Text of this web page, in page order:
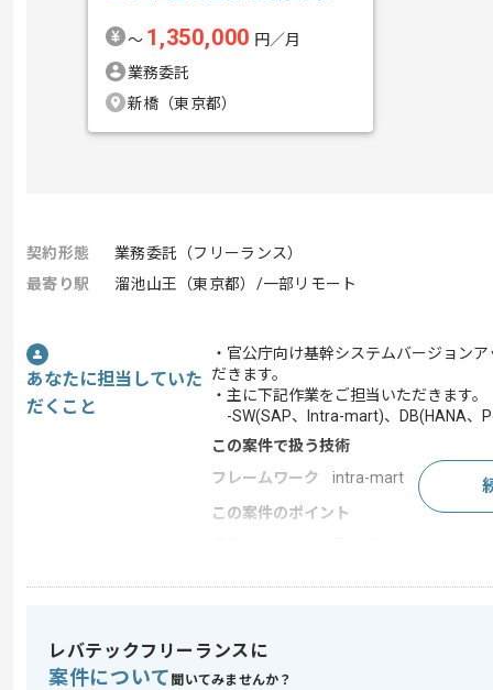
〜 1,350,000 円／月
業務委託
新橋（東京都）
契約形態
業務委託（フリーランス）
最寄り駅
溜池山王（東京都）/一部リモート
あなたに担当していた
だくこと
・官公庁向け基幹システムバージョン
だきます。
・主に下記作業をご担当いただきます。
-SW(SAP、Intra-mart)、DB(HANA、
この案件で扱う技術
フレームワーク
intra-mart
この案件のポイント
特徴
レバテックフリーランスに
案件について 聞いてみませんか？